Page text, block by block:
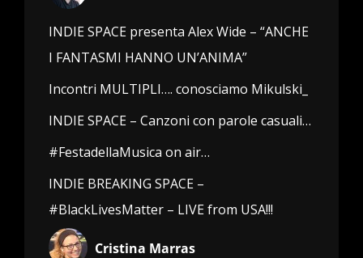
INDIE SPACE presenta Alex Wide – “ANCHE
I FANTASMI HANNO UN’ANIMA”
Incontri MULTIPLI…. conosciamo Mikulski_
INDIE SPACE – Canzoni con parole casuali…
#FestadellaMusica on air…
INDIE BREAKING SPACE –
#BlackLivesMatter – LIVE from USA!!!
Cristina Marras